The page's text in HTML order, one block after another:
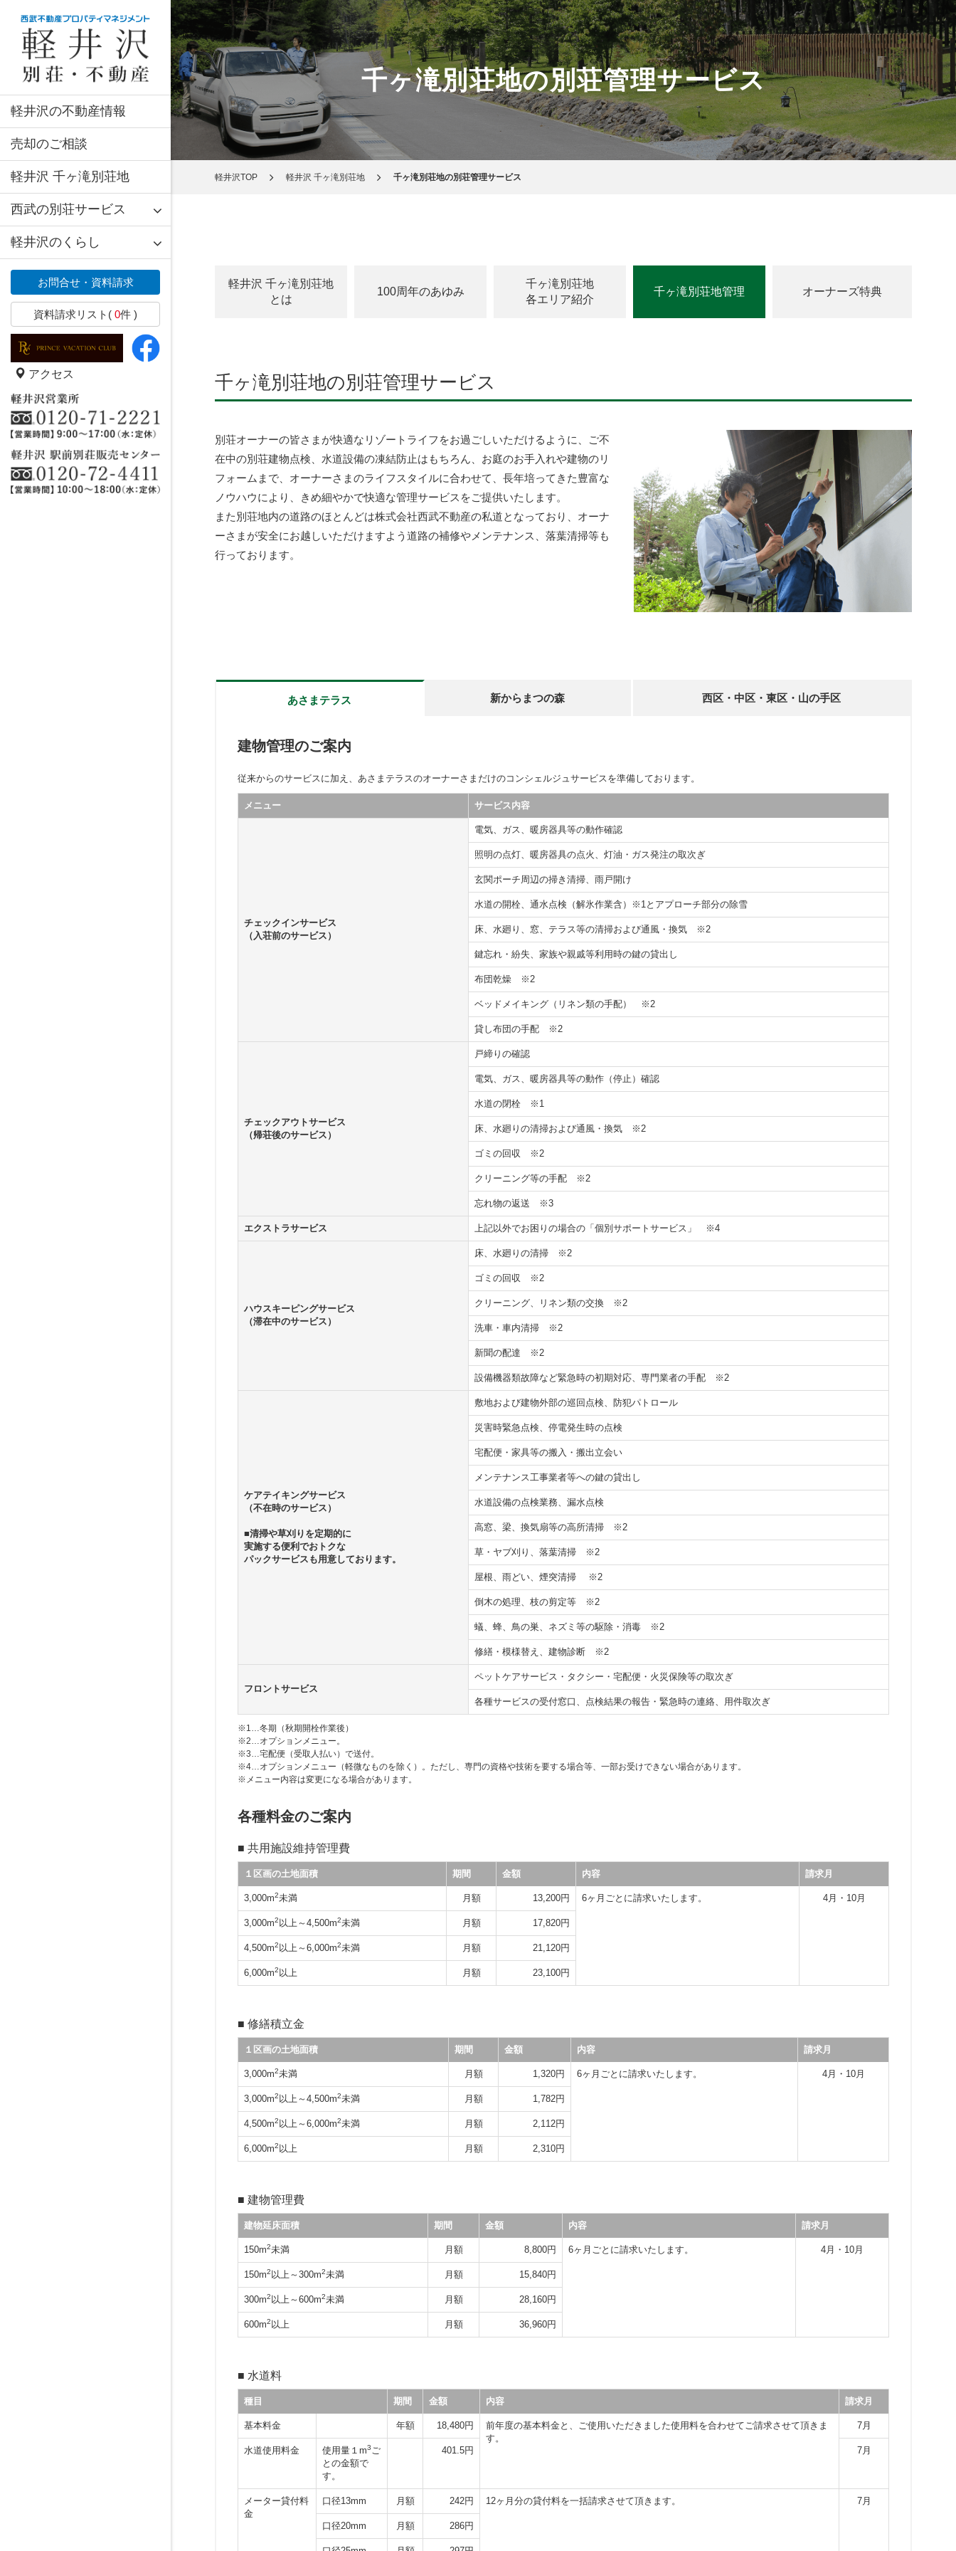
軽井沢の不動産情報
売却のご相談
軽井沢 千ヶ滝別荘地
西武の別荘サービス
軽井沢のくらし
お問合せ・資料請求
資料請求リスト( 0件 )
アクセス
千ヶ滝別荘地の別荘管理サービス
軽井沢TOP 軽井沢 千ヶ滝別荘地 千ヶ滝別荘地の別荘管理サービス
軽井沢 千ヶ滝別荘地
とは
100周年のあゆみ
千ヶ滝別荘地
各エリア紹介
千ヶ滝別荘地管理 オーナーズ特典
千ヶ滝別荘地の別荘管理サービス
別荘オーナーの皆さまが快適なリゾートライフをお過ごしいただけるように、ご不
在中の別荘建物点検、水道設備の凍結防止はもちろん、お庭のお手入れや建物のリ
フォームまで、オーナーさまのライフスタイルに合わせて、長年培ってきた豊富な
ノウハウにより、きめ細やかで快適な管理サービスをご提供いたします。
また別荘地内の道路のほとんどは株式会社西武不動産の私道となっており、オーナ
ーさまが安全にお越しいただけますよう道路の補修やメンテナンス、落葉清掃等も
行っております。
あさまテラス
建物管理のご案内
従来からのサービスに加え、あさまテラスのオーナーさまだけのコンシェルジュサービスを準備しております。
メニュー サービス内容
チェックインサービス
（入荘前のサービス）
電気、ガス、暖房器具等の動作確認
照明の点灯、暖房器具の点火、灯油・ガス発注の取次ぎ
玄関ポーチ周辺の掃き清掃、雨戸開け
水道の開栓、通水点検（解氷作業含）※1とアプローチ部分の除雪
床、水廻り、窓、テラス等の清掃および通風・換気 ※2
鍵忘れ・紛失、家族や親戚等利用時の鍵の貸出し
布団乾燥 ※2
ベッドメイキング（リネン類の手配） ※2
貸し布団の手配 ※2
チェックアウトサービス
（帰荘後のサービス）
戸締りの確認
電気、ガス、暖房器具等の動作（停止）確認
水道の閉栓 ※1
床、水廻りの清掃および通風・換気 ※2
ゴミの回収 ※2
クリーニング等の手配 ※2
忘れ物の返送 ※3
エクストラサービス 上記以外でお困りの場合の「個別サポートサービス」 ※4
ハウスキーピングサービス
（滞在中のサービス）
床、水廻りの清掃 ※2
ゴミの回収 ※2
クリーニング、リネン類の交換 ※2
洗車・車内清掃 ※2
新聞の配達 ※2
設備機器類故障など緊急時の初期対応、専門業者の手配 ※2
ケアテイキングサービス
（不在時のサービス）
■清掃や草刈りを定期的に
実施する便利でおトクな
パックサービスも用意しております。
敷地および建物外部の巡回点検、防犯パトロール
災害時緊急点検、停電発生時の点検
宅配便・家具等の搬入・搬出立会い
メンテナンス工事業者等への鍵の貸出し
水道設備の点検業務、漏水点検
高窓、梁、換気扇等の高所清掃 ※2
草・ヤブ刈り、落葉清掃 ※2
屋根、雨どい、煙突清掃 ※2
倒木の処理、枝の剪定等 ※2
蟻、蜂、鳥の巣、ネズミ等の駆除・消毒 ※2
修繕・模様替え、建物診断 ※2
フロントサービス
ペットケアサービス・タクシー・宅配便・火災保険等の取次ぎ
各種サービスの受付窓口、点検結果の報告・緊急時の連絡、用件取次ぎ
※1…冬期（秋期開栓作業後）
※2…オプションメニュー。
※3…宅配便（受取人払い）で送付。
※4…オプションメニュー（軽微なものを除く）。ただし、専門の資格や技術を要する場合等、一部お受けできない場合があります。
※メニュー内容は変更になる場合があります。
各種料金のご案内
■ 共用施設維持管理費
１区画の土地面積 期間 金額 内容 請求月
3,000m2未満 月額 13,200円 6ヶ月ごとに請求いたします。 4月・10月
3,000m2以上～4,500m2未満 月額 17,820円
4,500m2以上～6,000m2未満 月額 21,120円
6,000m2以上 月額 23,100円
■ 修繕積立金
１区画の土地面積 期間 金額 内容 請求月
3,000m2未満 月額 1,320円 6ヶ月ごとに請求いたします。 4月・10月
3,000m2以上～4,500m2未満 月額 1,782円
4,500m2以上～6,000m2未満 月額 2,112円
6,000m2以上 月額 2,310円
■ 建物管理費
建物延床面積 期間 金額 内容 請求月
150m2未満 月額 8,800円 6ヶ月ごとに請求いたします。 4月・10月
150m2以上～300m2未満 月額 15,840円
300m2以上～600m2未満 月額 28,160円
600m2以上 月額 36,960円
■ 水道料
種目 期間 金額 内容 請求月
基本料金 年額 18,480円
前年度の基本料金と、ご使用いただきました使用料を合わせてご請求させて頂きま
す。
7月
水道使用料金 使用量１m3 ご
との金額で
す。
401.5円 7月
メーター貸付料
金
口径13mm 月額 242円 12ヶ月分の貸付料を一括請求させて頂きます。 7月
口径20mm 月額 286円
新からまつの森 西区・中区・東区・山の手区